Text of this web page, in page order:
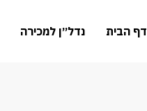
דף הבית נדל״ן למכירה